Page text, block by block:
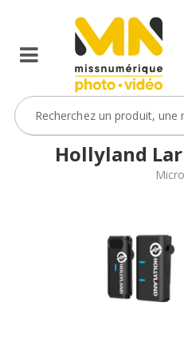
Hollyland